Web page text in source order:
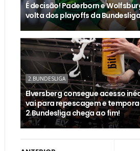
É decisão! Paderborn e
volta dos playoffs da
2.BUNDESLIGA
Elversberg consegue acesso
vai para repescagem e
2.Bundesliga chega ao fim!